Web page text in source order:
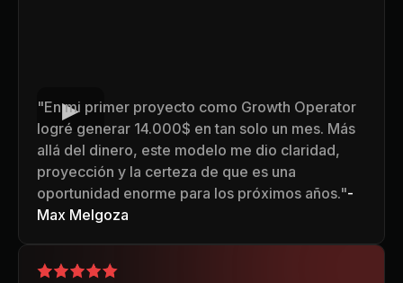
"En mi primer proyecto como Growth Operator
logré generar 14.000$ en tan solo un mes. Más
allá del dinero, este modelo me dio claridad,
proyección y la certeza de que es una
oportunidad enorme para los próximos años."-
Max Melgoza